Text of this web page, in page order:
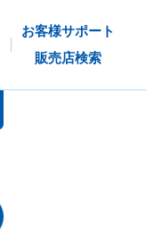
お客様サポート
販売店検索